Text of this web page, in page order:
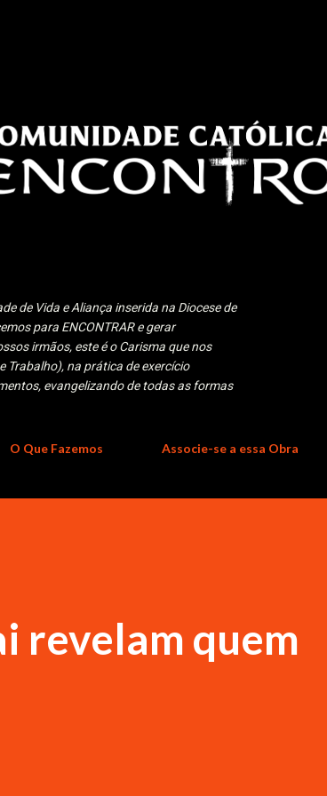
de Vida e Aliança inserida na Diocese de
para ENCONTRAR e gerar
irmãos, este é o Carisma que nos
Trabalho), na prática de exercício
evangelizando de todas as formas
O Que Fazemos Associe-se a essa Obra
revelam quem